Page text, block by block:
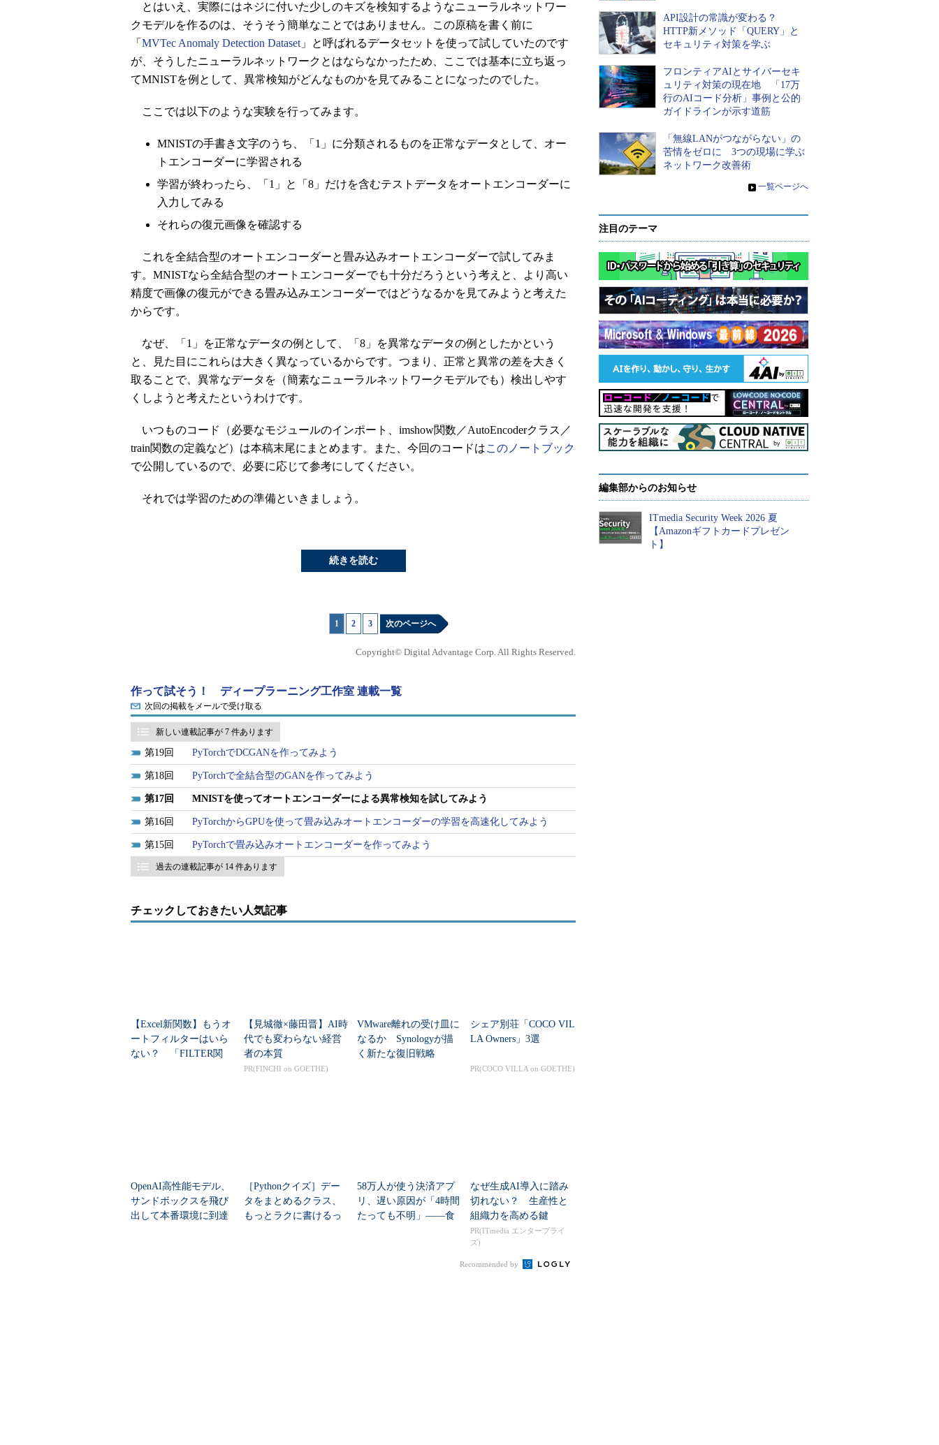
とはいえ、実際にはネジに付いた少しのキズを検知するようなニューラルネットワー
クモデルを作るのは、そうそう簡単なことではありません。この原稿を書く前に
「 MVTec Anomaly Detection Dataset 」と呼ばれるデータセットを使って試していたのです
が、そうしたニューラルネットワークとはならなかったため、ここでは基本に立ち返っ
てMNISTを例として、異常検知がどんなものかを見てみることになったのでした。
ここでは以下のような実験を行ってみます。
MNISTの手書き文字のうち、「1」に分類されるものを正常なデータとして、オー
トエンコーダーに学習される
学習が終わったら、「1」と「8」だけを含むテストデータをオートエンコーダーに
入力してみる
それらの復元画像を確認する
これを全結合型のオートエンコーダーと畳み込みオートエンコーダーで試してみま
す。MNISTなら全結合型のオートエンコーダーでも十分だろうという考えと、より高い
精度で画像の復元ができる畳み込みエンコーダーではどうなるかを見てみようと考えた
からです。
なぜ、「1」を正常なデータの例として、「8」を異常なデータの例としたかという
と、見た目にこれらは大きく異なっているからです。つまり、正常と異常の差を大きく
取ることで、異常なデータを（簡素なニューラルネットワークモデルでも）検出しやす
くしようと考えたというわけです。
いつものコード（必要なモジュールのインポート、imshow関数／AutoEncoderクラス／
train関数の定義など）は本稿末尾にまとめます。また、今回のコードはこのノートブック
で公開しているので、必要に応じて参考にしてください。
それでは学習のための準備といきましょう。
続きを読む
1 2 3 次のページへ
Copyright© Digital Advantage Corp. All Rights Reserved.
作って試そう！ ディープラーニング工作室 連載一覧
次回の掲載をメールで受け取る
新しい連載記事が 7 件あります
19 PyTorchでDCGANを作ってみよう
18 PyTorchで全結合型のGANを作ってみよう
17 MNISTを使ってオートエンコーダーによる異常検知を試してみよう
16 PyTorchからGPUを使って畳み込みオートエンコーダーの学習を高速化してみよう
15 PyTorchで畳み込みオートエンコーダーを作ってみよう
過去の連載記事が 14 件あります
チェックしておきたい人気記事
【Excel新関数】もうオ
ートフィルターはいら
ない？ 「FILTER関
【見城徹×藤田晋】AI時
代でも変わらない経営
者の本質
PR(FINCHI on GOETHE)
VMware離れの受け皿に
なるか Synologyが描
く新たな復旧戦略
シェア別荘「COCO VIL
LA Owners」3選
PR(COCO VILLA on GOETHE)
OpenAI高性能モデル、
サンドボックスを飛び
出して本番環境に到達
［Pythonクイズ］デー
タをまとめるクラス、
もっとラクに書けるっ
58万人が使う決済アプ
リ、遅い原因が「4時間
たっても不明」――食
なぜ生成AI導入に踏み
切れない？ 生産性と
組織力を高める鍵
PR(ITmedia エンタープライ
ズ)
Recommended by
API設計の常識が変わる？
HTTP新メソッド「QUERY」と
セキュリティ対策を学ぶ
フロンティアAIとサイバーセキ
ュリティ対策の現在地 「17万
行のAIコード分析」事例と公的
ガイドラインが示す道筋
「無線LANがつながらない」の
苦情をゼロに 3つの現場に学ぶ
ネットワーク改善術
» 一覧ページへ
注目のテーマ
編集部からのお知らせ
ITmedia Security Week 2026 夏
【Amazonギフトカードプレゼン
ト】